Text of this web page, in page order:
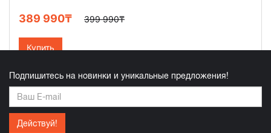
389 990₸ 399 990₸
Купить
Подпишитесь на новинки и уникальные предложения!
Действуй!